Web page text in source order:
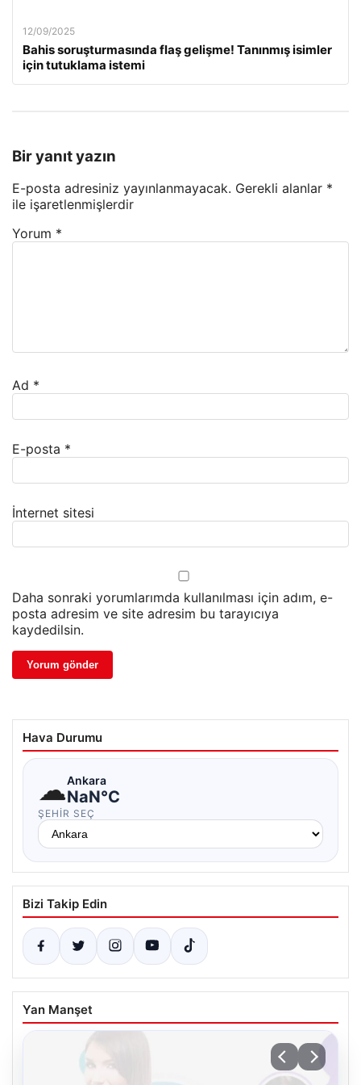
12/09/2025
Bahis soruşturmasında flaş gelişme! Tanınmış isimler
için tutuklama istemi
Bir yanıt yazın
E-posta adresiniz yayınlanmayacak. Gerekli alanlar *
ile işaretlenmişlerdir
Yorum *
Ad *
E-posta *
İnternet sitesi
Daha sonraki yorumlarımda kullanılması için adım, e-
posta adresim ve site adresim bu tarayıcıya
kaydedilsin.
Hava Durumu
☁Ankara
NaN°C
ŞEHIR SEÇ
Bizi Takip Edin
Yan Manşet